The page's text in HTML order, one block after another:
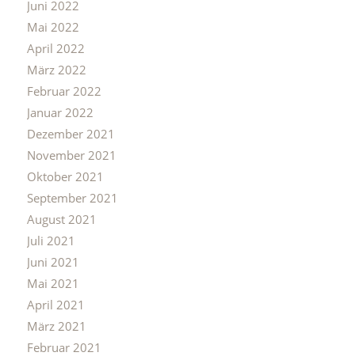
Juni 2022
Mai 2022
April 2022
März 2022
Februar 2022
Januar 2022
Dezember 2021
November 2021
Oktober 2021
September 2021
August 2021
Juli 2021
Juni 2021
Mai 2021
April 2021
März 2021
Februar 2021